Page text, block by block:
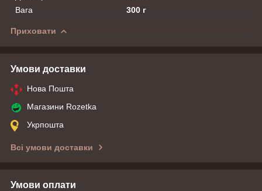
Вага
300 г
Приховати
Умови доставки
Нова Пошта
Магазини Rozetka
Укрпошта
Всі умови доставки
Умови оплати